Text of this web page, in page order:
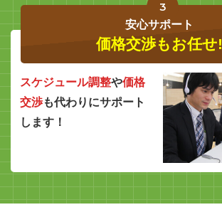
3
安心サポート
価格交渉もお任せ!
スケジュール調整や価格
交渉も代わりにサポート
します！